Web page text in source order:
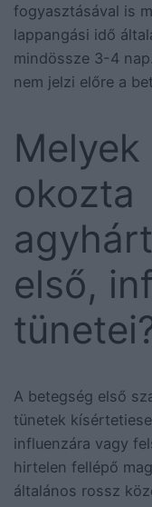
fogyasztásával is
lappangási idő
mindössze 3-4
nem jelzi előre a
okozta
első,
A betegség első
tünetek
influenzára vagy
hirtelen fellépő
általános rossz